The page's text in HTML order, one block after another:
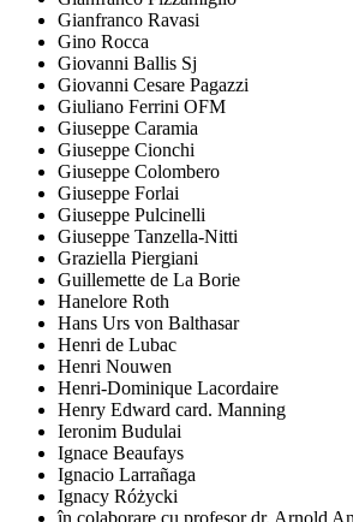
Gianfranco Ravasi
Gino Rocca
Giovanni Ballis Sj
Giovanni Cesare Pagazzi
Giuliano Ferrini OFM
Giuseppe Caramia
Giuseppe Cionchi
Giuseppe Colombero
Giuseppe Forlai
Giuseppe Pulcinelli
Giuseppe Tanzella-Nitti
Graziella Piergiani
Guillemette de La Borie
Hanelore Roth
Hans Urs von Balthasar
Henri de Lubac
Henri Nouwen
Henri-Dominique Lacordaire
Henry Edward card. Manning
Ieronim Budulai
Ignace Beaufays
Ignacio Larrañaga
Ignacy Różycki